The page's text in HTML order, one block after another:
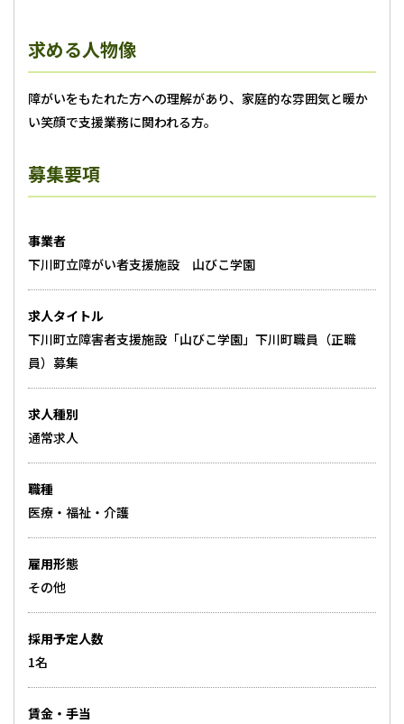
求める人物像
障がいをもたれた方への理解があり、家庭的な雰囲気と暖か
い笑顔で支援業務に関われる方。
募集要項
事業者
下川町立障がい者支援施設 山びこ学園
求人タイトル
下川町立障害者支援施設「山びこ学園」下川町職員（正職
員）募集
求人種別
通常求人
職種
医療・福祉・介護
雇用形態
その他
採用予定人数
1名
賃金・手当